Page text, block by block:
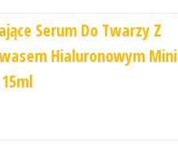
Serum Do Twarzy Z
Hialuronowym Mini